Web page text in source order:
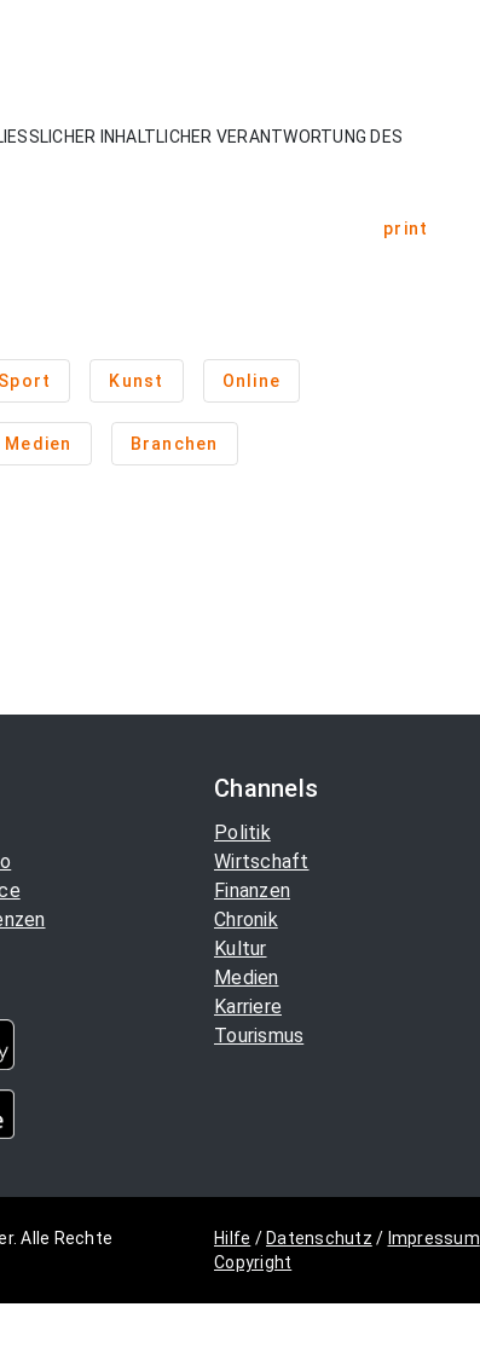
INHALTLICHER VERANTWORTUNG DES
print
Sport Kunst Online
Medien Branchen
Channels
Politik
Wirtschaft
Finanzen
Chronik
Kultur
Medien
Karriere
Tourismus
Alle Rechte
Hilfe / Datenschutz / Impressum
Copyright